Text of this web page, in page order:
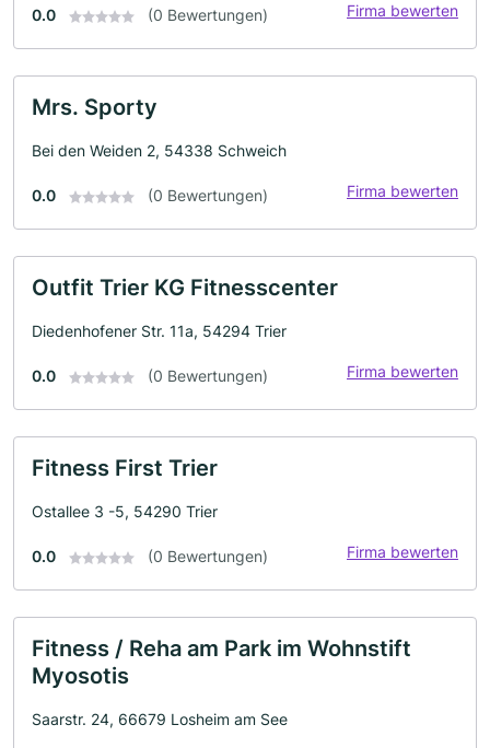
0.0 (0 Bewertungen) Firma bewerten
Mrs. Sporty
Bei den Weiden 2, 54338 Schweich
0.0 (0 Bewertungen) Firma bewerten
Outfit Trier KG Fitnesscenter
Diedenhofener Str. 11a, 54294 Trier
0.0 (0 Bewertungen) Firma bewerten
Fitness First Trier
Ostallee 3 -5, 54290 Trier
0.0 (0 Bewertungen) Firma bewerten
Fitness / Reha am Park im Wohnstift
Myosotis
Saarstr. 24, 66679 Losheim am See